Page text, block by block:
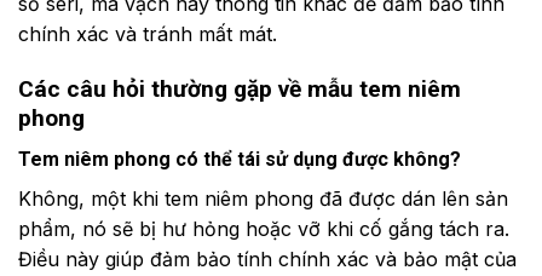
chính xác và tránh mất mát.
Các câu hỏi thường gặp về mẫu tem niêm
phong
Tem niêm phong có thể tái sử dụng được không?
Không, một khi tem niêm phong đã được dán lên sản
phẩm, nó sẽ bị hư hỏng hoặc vỡ khi cố gắng tách ra.
Điều này giúp đảm bảo tính chính xác và bảo mật của